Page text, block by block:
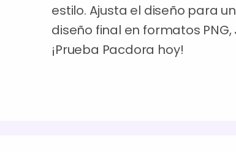
estilo. Ajusta el diseño para
diseño final en formatos
¡Prueba Pacdora hoy!